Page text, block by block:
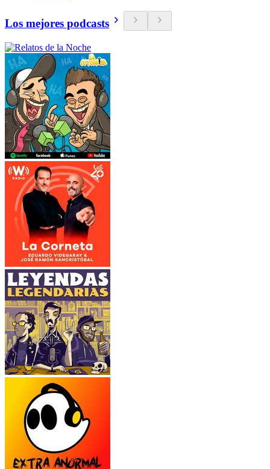
Los mejores podcasts